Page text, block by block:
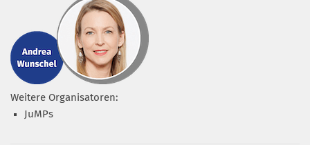
Weitere Organisatoren:
JuMPs